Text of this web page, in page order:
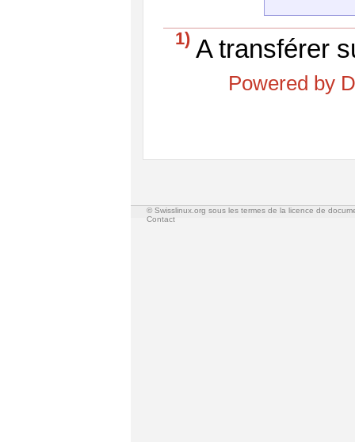
1) A transférer
Powered by
© Swisslinux.org sous les termes de la licence de
Contact